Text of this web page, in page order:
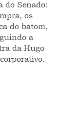
do Senado:
os
do batom,
a
da Hugo